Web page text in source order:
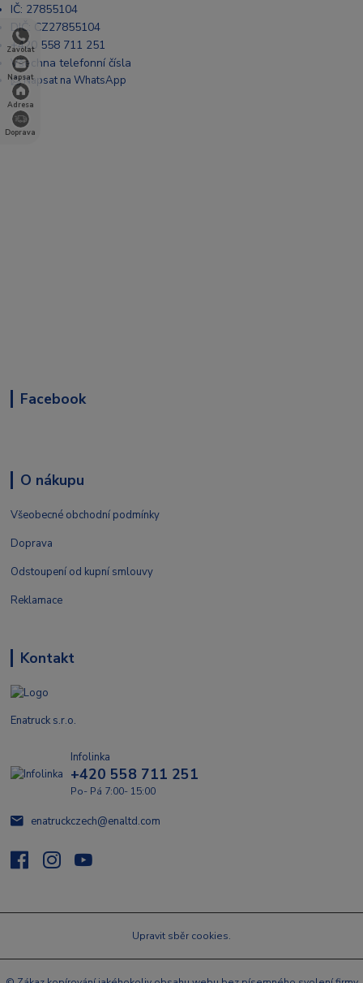
Zavolat
Napsat
Adresa
Doprava
IČ: 27855104
DIČ: CZ27855104
+420 558 711 251
Všechna telefonní čísla
📩 Napsat na WhatsApp
Facebook
O nákupu
Všeobecné obchodní podmínky
Doprava
Odstoupení od kupní smlouvy
Reklamace
Kontakt
Enatruck s.r.o.
Infolinka
+420 558 711 251
Po- Pá 7:00- 15:00
enatruckczech@enaltd.com
Upravit sběr cookies.